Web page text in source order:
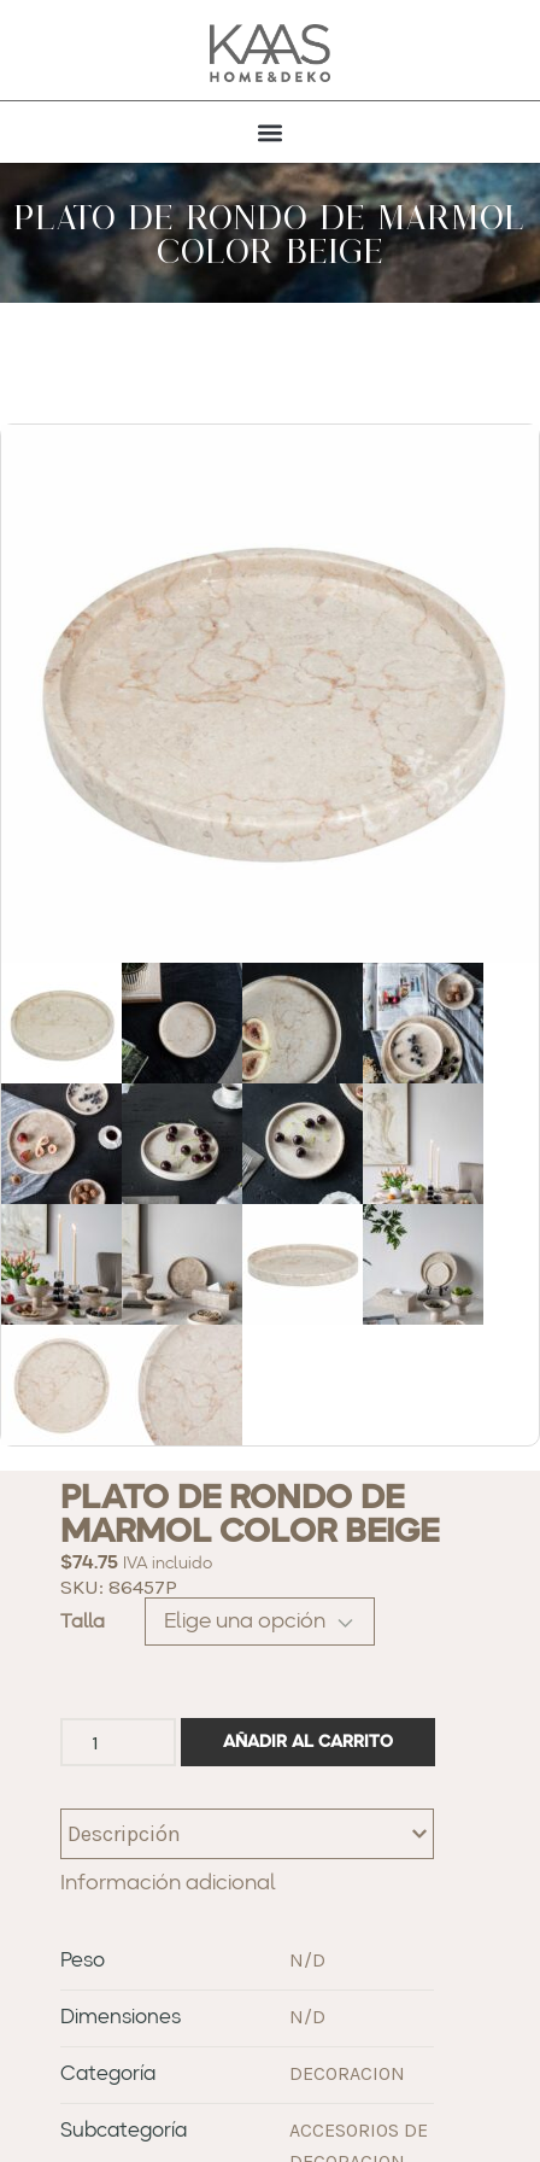
PLATO DE RONDO DE MARMOL
COLOR BEIGE
PLATO DE RONDO DE
MARMOL COLOR BEIGE
$74.75 IVA incluido
SKU: 86457P
Talla
AÑADIR AL CARRITO
Descripción
Información adicional
Peso N/D
Dimensiones N/D
Categoría DECORACION
Subcategoría
ACCESORIOS DE